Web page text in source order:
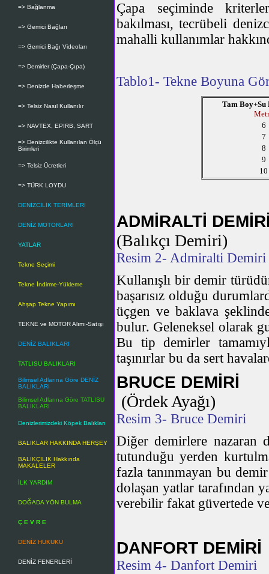
=> Bağlanma
=> Gemici Bağları
=> Gemici Bağı Videoları
=> Demirler (Çapa-Çıpa)
=> Denizde Haberleşme
=> Telsiz Nasıl Kullanılır
=> NAVTEX, EPIRB, SART
=> Denizcilikte Kullanılan Ölçü
Birimleri
=> Telsiz Ücretleri
=> TÜRK LOYDU
DENİZCİLİK TERİMLERİ
DENİZ MOTORLARI
YATLAR
Tekne Seçimi
Tekne İndirme-Yükleme
Ahşap Tekne Yapımı
TEKNE ve MOTOR Alımı-Satışı
DENİZ BALIKLARI
TATLISU BALIKLARI
Bilimsel Adlarına Göre DENİZ
BALIKLARI
Bilimsel Adlarına Göre TATLISU
BALIKLARI
Denizlerimizdeki Köpek Balıkları
BALIKLAR HAKKINDA HERŞEY
BALIKÇILIK Hakkında
MAKALELER
İLK YARDIM
DOĞADA YÖN BULMA
Ç E V R E
DENİZ HUKUKU
DENİZ FENERLERİ
Çapa seçiminde
bakılması, tecrübeli
mahalli kullanımlar
Tablo1- Tekne Boyuna
Tam Boy+Su
6
7
8
9
10
ADMİRALTİ
(Balıkçı Demiri)
Resim 2- Admiralti Demiri
Kullanışlı bir demir
başarısız olduğu
üçgen ve baklava
bulur. Geleneksel olarak
Bu tip demirler
taşınırlar bu da sert
BRUCE DEMİRİ
(Ördek Ayağı)
Resim 3- Bruce Demiri
Diğer demirlere nazaran
tutunduğu yerden
fazla tanınmayan bu
dolaşan yatlar tarafından
verebilir fakat güvertede
DANFORT DEMİRİ
Resim 4- Danfort Demiri